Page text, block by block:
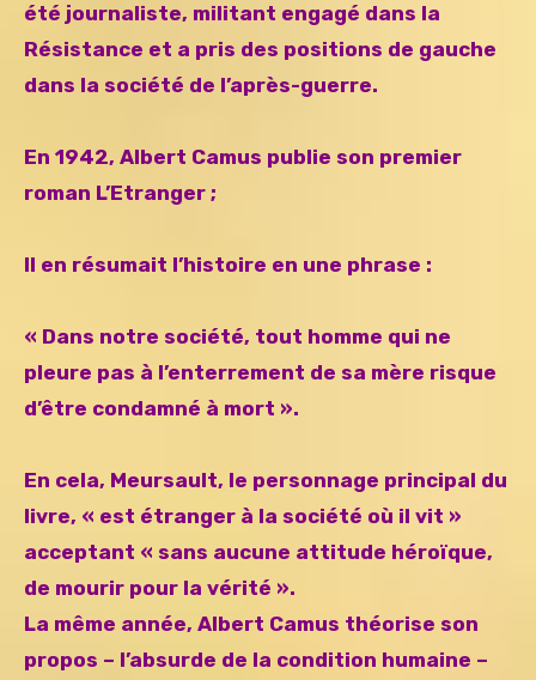
été journaliste, militant engagé dans la
Résistance et a pris des positions de gauche
dans la société de l’après-guerre.
En 1942, Albert Camus publie son premier
roman L’Etranger ;
Il en résumait l’histoire en une phrase :
« Dans notre société, tout homme qui ne
pleure pas à l’enterrement de sa mère risque
d’être condamné à mort ».
En cela, Meursault, le personnage principal du
livre, « est étranger à la société où il vit »
acceptant « sans aucune attitude héroïque,
de mourir pour la vérité ».
La même année, Albert Camus théorise son
propos – l’absurde de la condition humaine –